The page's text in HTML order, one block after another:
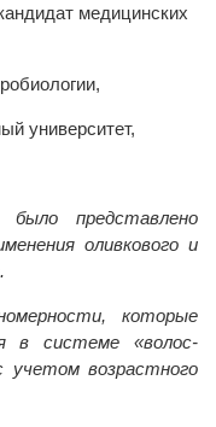
медицинских
университет,
представлено
оливкового и
которые
в системе «волос-
учетом возрастного